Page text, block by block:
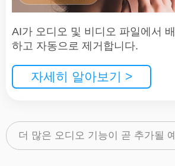
AI가 오디오 및 비디오 파일에서
하고 자동으로 제거합니다.
자세히 알아보기 >
더 많은 오디오 기능이 곧 추가될